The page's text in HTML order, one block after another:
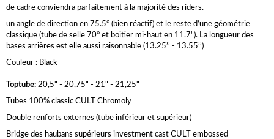
de cadre conviendra parfaitement à la majorité des riders.
un angle de direction en 75.5° (bien réactif) et le reste d’une géométrie
classique (tube de selle 70° et boitier mi-haut en 11.7"). La longueur des
bases arrières est elle aussi raisonnable (13.25’’ - 13.55’’)
Couleur : Black
Toptube: 20,5" - 20,75" - 21" - 21,25"
Tubes 100% classic CULT Chromoly
Double renforts externes (tube inférieur et supérieur)
Bridge des haubans supérieurs investment cast CULT embossed